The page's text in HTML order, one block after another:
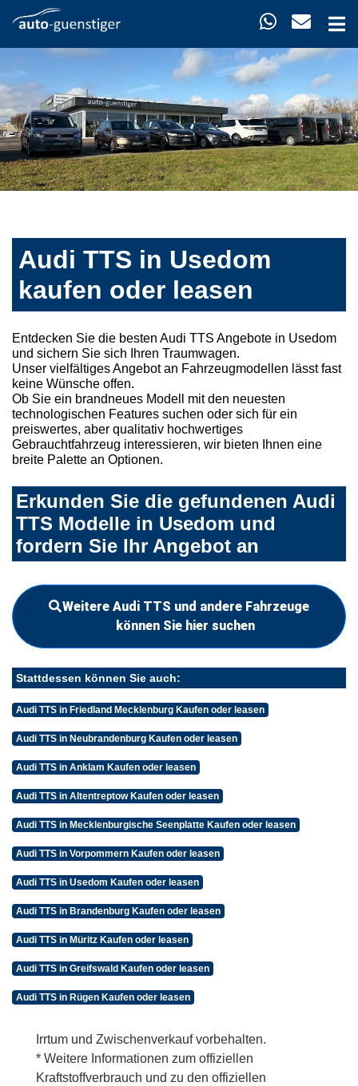
Audi TTS in Usedom
kaufen oder leasen
Entdecken Sie die besten Audi TTS Angebote in Usedom
und sichern Sie sich Ihren Traumwagen.
Unser vielfältiges Angebot an Fahrzeugmodellen lässt fast
keine Wünsche offen.
Ob Sie ein brandneues Modell mit den neuesten
technologischen Features suchen oder sich für ein
preiswertes, aber qualitativ hochwertiges
Gebrauchtfahrzeug interessieren, wir bieten Ihnen eine
breite Palette an Optionen.
Erkunden Sie die gefundenen Audi
TTS Modelle in Usedom und
fordern Sie Ihr Angebot an
Weitere Audi TTS und andere Fahrzeuge
können Sie hier suchen
Stattdessen können Sie auch:
Audi TTS in Friedland Mecklenburg Kaufen oder leasen
Audi TTS in Neubrandenburg Kaufen oder leasen
Audi TTS in Anklam Kaufen oder leasen
Audi TTS in Altentreptow Kaufen oder leasen
Audi TTS in Mecklenburgische Seenplatte Kaufen oder leasen
Audi TTS in Vorpommern Kaufen oder leasen
Audi TTS in Usedom Kaufen oder leasen
Audi TTS in Brandenburg Kaufen oder leasen
Audi TTS in Müritz Kaufen oder leasen
Audi TTS in Greifswald Kaufen oder leasen
Audi TTS in Rügen Kaufen oder leasen
Irrtum und Zwischenverkauf vorbehalten.
* Weitere Informationen zum offiziellen
Kraftstoffverbrauch und zu den offiziellen